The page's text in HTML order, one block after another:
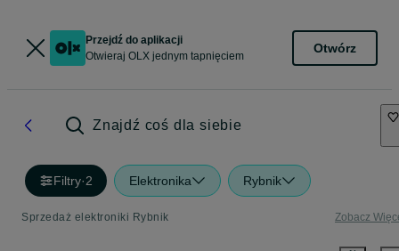
Przejdź do aplikacji
Otwieraj OLX jednym tapnięciem
Otwórz
Znajdź coś dla siebie
Filtry·2 Elektronika Rybnik
Sprzedaż elektroniki Rybnik Zobacz